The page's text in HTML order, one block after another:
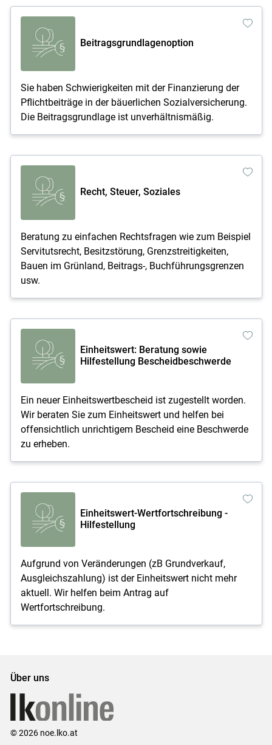
Beitragsgrundlagenoption
Sie haben Schwierigkeiten mit der Finanzierung der
Pflichtbeiträge in der bäuerlichen Sozialversicherung.
Die Beitragsgrundlage ist unverhältnismäßig.
Recht, Steuer, Soziales
Beratung zu einfachen Rechtsfragen wie zum Beispiel
Servitutsrecht, Besitzstörung, Grenzstreitigkeiten,
Bauen im Grünland, Beitrags-, Buchführungsgrenzen
usw.
Einheitswert: Beratung sowie
Hilfestellung Bescheidbeschwerde
Ein neuer Einheitswertbescheid ist zugestellt worden.
Wir beraten Sie zum Einheitswert und helfen bei
offensichtlich unrichtigem Bescheid eine Beschwerde
zu erheben.
Einheitswert-Wertfortschreibung -
Hilfestellung
Aufgrund von Veränderungen (zB Grundverkauf,
Ausgleichszahlung) ist der Einheitswert nicht mehr
aktuell. Wir helfen beim Antrag auf
Wertfortschreibung.
Über uns
© 2026 noe.lko.at